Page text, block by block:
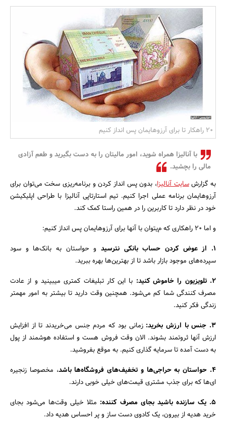
مسکن و ساختمان
۲۰ راهکار تا براى آرزوهایمان پس انداز کنیم
با آنالیزا همراه شوید، امور مالیتان را به دست بگیرید و طعم آزادی
مالی را بچشید.
به گزارشسایت آنالیزا، بدون پس انداز کردن و برنامه‌ریزی سخت می‌توان برای
آرزوهایمان برنامه عملی اجرا کنیم. تیم استارتاپی آنالیزا با طراحی اپلیکیشن
خود در نظر دارد تا کاربرین را در همین راستا کمک کند.
و اما ۲۰ راهکاری که م‌یتوان با آنها برای آرزوهایمان پس انداز کنیم:
۱. از عوض کردن حساب بانکى نترسید
و حواستان به بانک‌ها و سود
سپرده‌هاى موجود بازار باشد تا از بهترین‌ها بهره ببرید.
2. تلویزیون را خاموش کنید:
با این کار تبلیغات کمترى میبینید و از عادت
مصرف کنندگی شما کم می‌شود. همچنین وقت دارید تا بیشتر به امور مهمتر
زندگی فکر کنید.
3. جنس با ارزش بخرید:
زمانى بود که مردم جنس می‌خریدند تا از افزایش
ارزش آنها ثروتمند بشوند. الان وقت فروش هست و استفاده هوشمند از پول
به دست آمده تا سرمایه گذارى کنیم. به موقع بفروشید.
4. حواستان به حراجى‌ها و تخفیف‌هاى فروشگاه‌ها باشد
، مخصوصا زنجیره
اى‌ها که براى جذب مشترى قیمت‌هاى خیلى خوبى دارند.
5. یک سازنده باشید بجاى مصرف کننده:
مثلا خیلى وقت‌ها می‌شود بجاى
خرید هدیه از بیرون، یک کادوى دست ساز و پر احساس هدیه داد.